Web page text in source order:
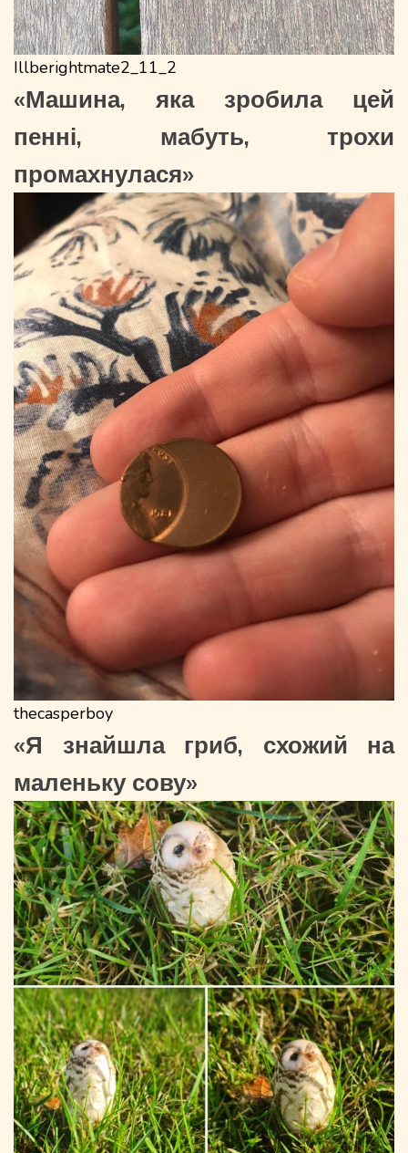
Illberightmate2_11_2
«Машина, яка зробила цей
пенні, мабуть, трохи
промахнулася»
thecasperboy
«Я знайшла гриб, схожий на
маленьку сову»